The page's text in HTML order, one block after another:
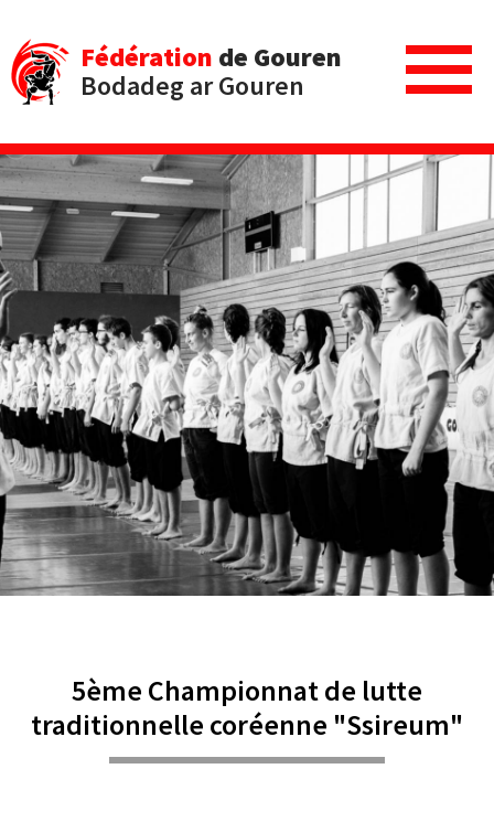
Fédération de Gouren
Bodadeg ar Gouren
5ème Championnat de lutte
traditionnelle coréenne "Ssireum"